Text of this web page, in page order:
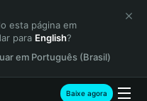
esta página em
para English?
em Português (Brasil)
Baixe agora